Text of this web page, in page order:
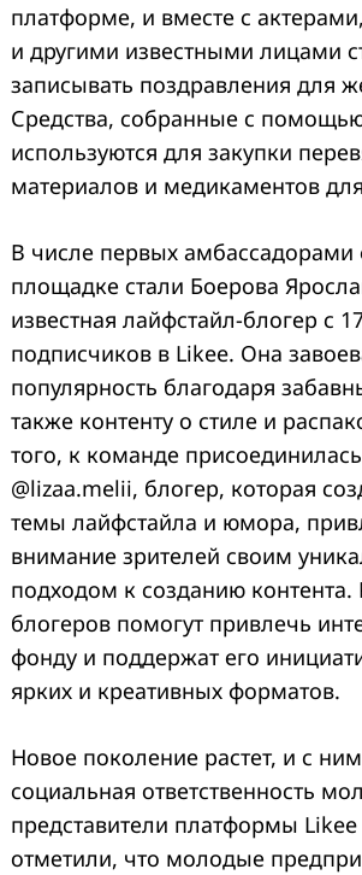
платформе, и вместе с
и другими известными лицами
записывать поздравления для
Средства, собранные с
используются для закупки
материалов и медикаментов
В числе первых амбассадорами
площадке стали Боерова
известная лайфстайл-блогер с
подписчиков в Likee. Она
популярность благодаря
также контенту о стиле и
того, к команде
@lizaa.melii, блогер, которая
темы лайфстайла и юмора,
внимание зрителей своим
подходом к созданию контента.
блогеров помогут привлечь
фонду и поддержат его
ярких и креативных форматов.
Новое поколение растет, и с
социальная ответственность
представители платформы Likee
отметили, что молодые